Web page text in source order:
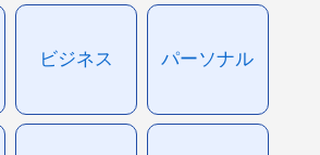
ビジネス パーソナル